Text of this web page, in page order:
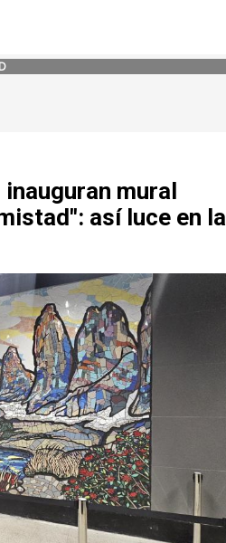
inauguran mural
así luce en la